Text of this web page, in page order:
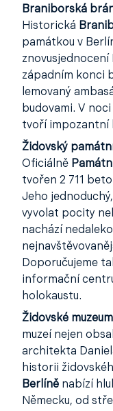
Braniborská
Historická
památkou v
znovusjednocení
západním konci
lemovaný
budovami. V
tvoří impozantní
Židovský
Oficiálně
tvořen 2 711
Jeho
vyvolat pocity
nachází
Doporučujeme
informační
holokaustu.
Židovské
muzeí nejen
architekta
historii
Berlíně nabízí
Německu, od